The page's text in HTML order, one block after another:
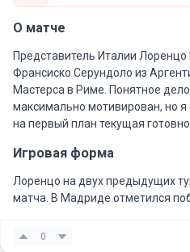
О матче
Представитель Италии Лоренцо
Франсиско Серундоло из
Мастерса в Риме. Понятное
максимально мотивирован, но
на первый план текущая
Игровая форма
Лоренцо на двух предыдущих
матча. В Мадриде отметился
Перрикара. Итальянец в
0